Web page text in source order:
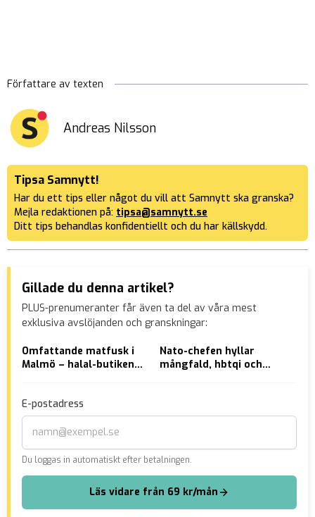
Författare av texten
Andreas Nilsson
Tipsa Samnytt!
Har du ett tips eller något du vill att Samnytt ska granska?
Mejla redaktionen på: tipsa@samnytt.se
Ditt tips behandlas konfidentiellt och du har källskydd.
Gillade du denna artikel?
PLUS-prenumeranter får även ta del av våra mest
exklusiva avslöjanden och granskningar:
Omfattande matfusk i
Malmö – halal-butikens
Nato-chefen hyllar
mångfald, hbtqi och
E-postadress
Du loggas in automatiskt efter betalningen.
Läs vidare från 69 kr/mån